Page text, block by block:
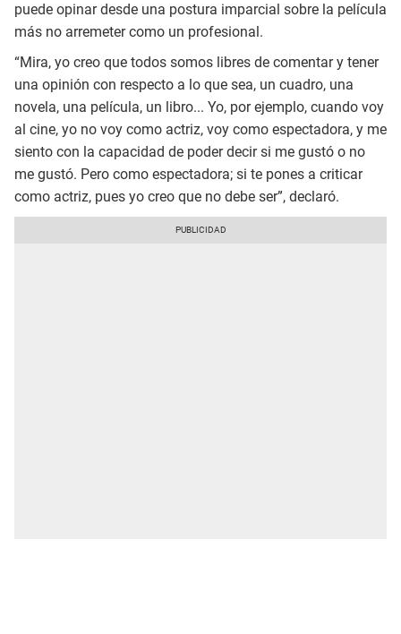
puede opinar desde una postura imparcial sobre la película
más no arremeter como un profesional.
“Mira, yo creo que todos somos libres de comentar y tener
una opinión con respecto a lo que sea, un cuadro, una
novela, una película, un libro... Yo, por ejemplo, cuando voy
al cine, yo no voy como actriz, voy como espectadora, y me
siento con la capacidad de poder decir si me gustó o no
me gustó. Pero como espectadora; si te pones a criticar
como actriz, pues yo creo que no debe ser”, declaró.